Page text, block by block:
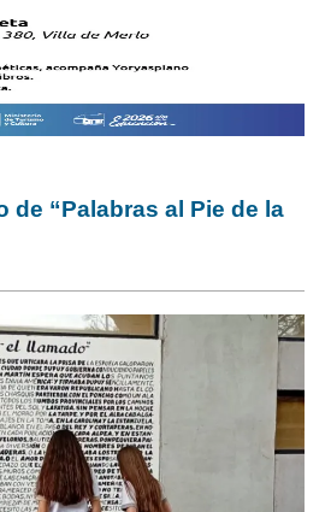
de “Palabras al Pie de la